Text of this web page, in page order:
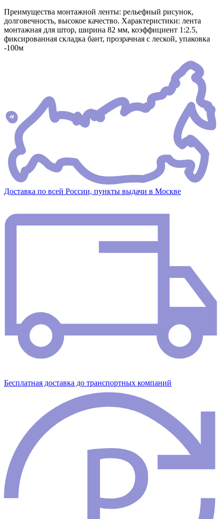
Преимущества монтажной ленты: рельефный рисунок,
долговечность, высокое качество. Характеристики: лента
монтажная для штор, ширина 82 мм, коэффициент 1:2.5,
фиксированная складка бант, прозрачная с леской, упаковка
-100м
Доставка по всей России, пункты выдачи в Москве
Бесплатная доставка до транспортных компаний